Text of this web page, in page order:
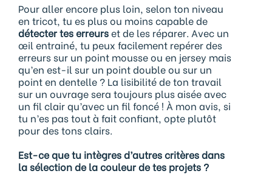
Pour aller encore plus loin, selon ton niveau
en tricot, tu es plus ou moins capable de
détecter tes erreurset de les réparer. Avec un
œil entrainé, tu peux facilement repérer des
erreurs sur un point mousse ou en jersey mais
qu’en est-il sur un point double ou sur un
point en dentelle ? La lisibilité de ton travail
sur un ouvrage sera toujours plus aisée avec
un fil clair qu’avec un fil foncé ! À mon avis, si
tu n’es pas tout à fait confiant, opte plutôt
pour des tons clairs.
Est-ce que tu intègres d’autres critères dans
la sélection de la couleur de tes projets ?